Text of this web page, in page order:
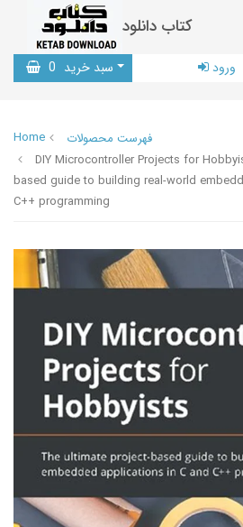
کتاب دانلود
سبد خرید 0 ورود
Home
فهرست محصولات
DIY Microcontroller Projects for
based guide to building real-world
C++ programming